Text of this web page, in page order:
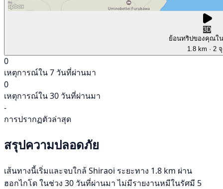
3D
ย้อนทริปของคุณใ
1.8 km · 2
0
เหตุการณ์ใน 7 วันที่ผ่านมา
0
เหตุการณ์ใน 30 วันที่ผ่านมา
-
การปรากฏตัวล่าสุด
สรุปความปลอดภัย
เส้นทางนี้เริ่มและจบใกล้ Shiraoi ระยะทาง 1.8 km ผ่าน
ฮอกไกโด ในช่วง 30 วันที่ผ่านมา ไม่มีรายงานหมีในรัศมี 5